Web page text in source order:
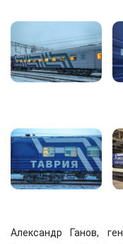
Александр Ганов,